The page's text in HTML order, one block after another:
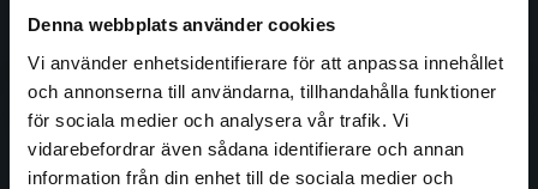
Denna webbplats använder cookies
Vi använder enhetsidentifierare för att anpassa innehållet
och annonserna till användarna, tillhandahålla funktioner
för sociala medier och analysera vår trafik. Vi
vidarebefordrar även sådana identifierare och annan
information från din enhet till de sociala medier och
Begränsad fraktregion
såväl barn som vuxna.
Nypon och Vilja förlag är en del av Studentlitteratur.
Kontakta oss
Kontakta oss